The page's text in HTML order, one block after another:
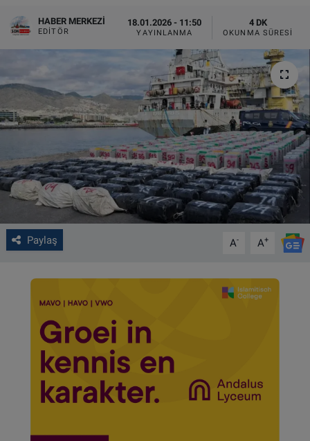
HABER MERKEZI
EDITÖR
18.01.2026 - 11:50
YAYINLANMA
4 DK
OKUNMA SÜRESI
Paylaş A- A+
FOTO GALERİ
VIDEO GALERİ
ALGEMENE VOORWAARDEN
CONTACT
Çerez Politikası